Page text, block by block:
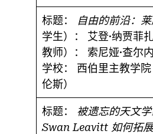
标题：
自由的前沿：
学生）：
艾登·纳贾菲
教师）：
索尼娅·查尔
学校：
西伯里主教学
伦斯）
标题：
被遗忘的天文
Swan Leavitt 如何拓